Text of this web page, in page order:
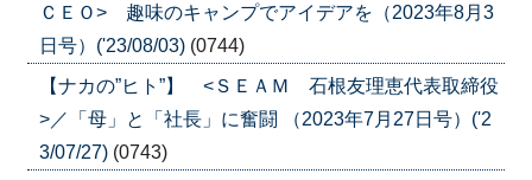
ＣＥＯ> 趣味のキャンプでアイデアを（2023年8月3
日号）('23/08/03) (0744)
【ナカの”ヒト”】 <ＳＥＡＭ 石根友理恵代表取締役
>／「母」と「社長」に奮闘 （2023年7月27日号）('2
3/07/27) (0743)